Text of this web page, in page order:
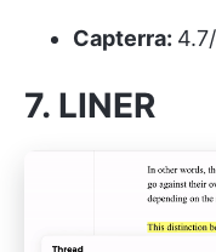
Capterra:
7. LINER